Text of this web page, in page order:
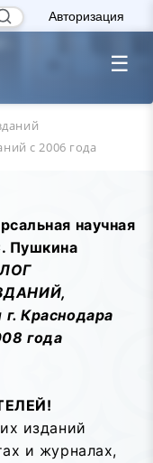
Авторизация
☰
с 2006 года
научная
Пушкина
Краснодара
года
изданий
и журналах,